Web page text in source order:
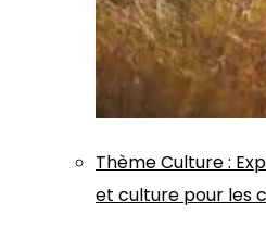
ThèmeCulture:
et culture pour les